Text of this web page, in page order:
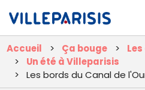
Accueil Ça bouge
Un été à Villeparisis
Les bords du Canal de